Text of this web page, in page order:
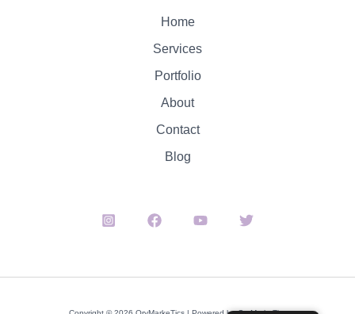
Home
Services
Portfolio
About
Contact
Blog